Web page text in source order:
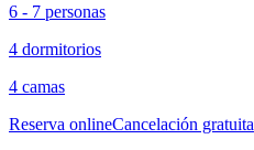
6 - 7 personas
4 dormitorios
4 camas
Reserva onlineCancelación gratuita